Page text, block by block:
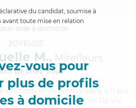
du candidat, soumise à
avant toute mise en relation
vous pour
plus de profils
à domicile
JOYEUSE
M., Mirefleurs
de chez Vous
et coopérative, Emmanuelle a 11 ans
un diplôme d'Assistante De Vie